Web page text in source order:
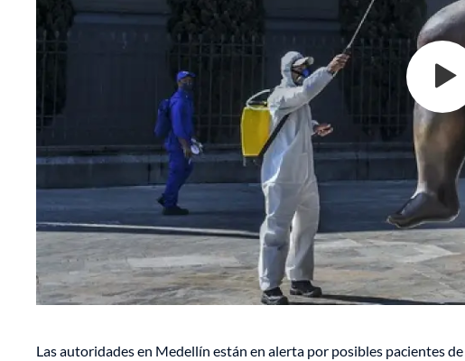
Las autoridades en Medellín están en alerta por posibles pacientes de